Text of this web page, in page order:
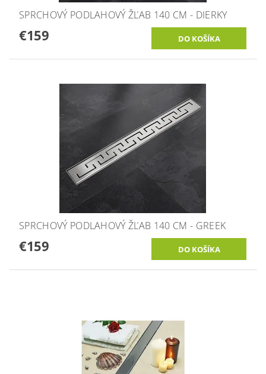
SPRCHOVÝ PODLAHOVÝ ŽĽAB 140 CM - DIERKY
€159
SPRCHOVÝ PODLAHOVÝ ŽĽAB 140 CM - GREEK
€159